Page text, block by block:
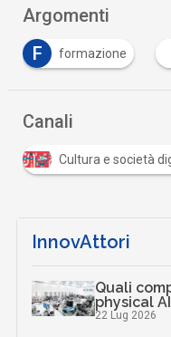
Argomenti
F
formazione
Canali
Cultura e società
InnovAttori
Quali
physical
22 Lug 2026